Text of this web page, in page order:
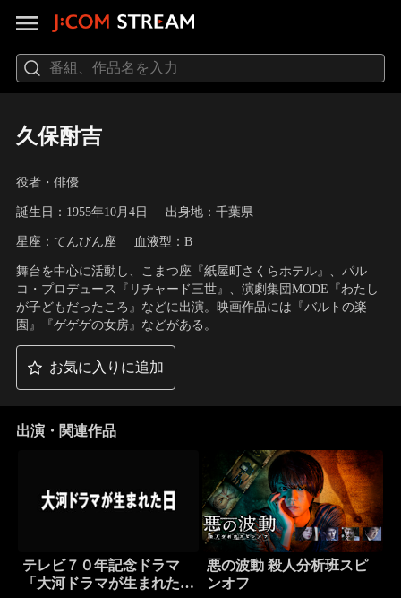
久保酎吉
役者・俳優
誕生日：1955年10月4日 出身地：千葉県
星座：てんびん座 血液型：B
舞台を中心に活動し、こまつ座『紙屋町さくらホテル』、パル
コ・プロデュース『リチャード三世』、演劇集団MODE『わたし
が子どもだったころ』などに出演。映画作品には『バルトの楽
園』『ゲゲゲの女房』などがある。
お気に入りに追加
出演・関連作品
テレビ７０年記念ドラマ
「大河ドラマが生まれた
悪の波動 殺人分析班スピ
ンオフ